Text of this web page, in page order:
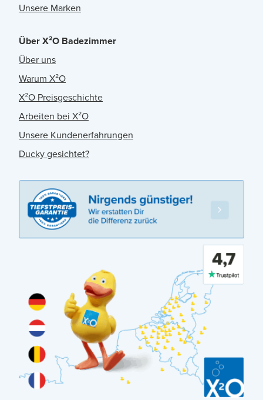
Unsere Marken
Über X²O Badezimmer
Über uns
Warum X²O
X²O Preisgeschichte
Arbeiten bei X²O
Unsere Kundenerfahrungen
Ducky gesichtet?